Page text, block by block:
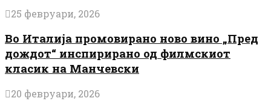
25 февруари, 2026
Во Италија промовирано ново вино „Пред
дождот“ инспирирано од филмскиот
класик на Манчевски
20 февруари, 2026